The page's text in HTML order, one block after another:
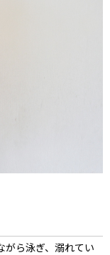
がら泳ぎ、溺れてい